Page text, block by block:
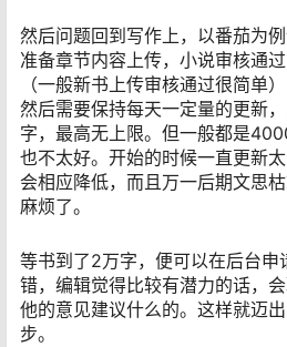
然后问题回到写作上，以番茄为例
准备章节内容上传，小说审核通
（一般新书上传审核通过很简单）
然后需要保持每天一定量的更新
字，最高无上限。但一般都是
也不太好。开始的时候一直更新
会相应降低，而且万一后期文思
麻烦了。
等书到了2万字，便可以在后台申
错，编辑觉得比较有潜力的话，
他的意见建议什么的。这样就迈
步。